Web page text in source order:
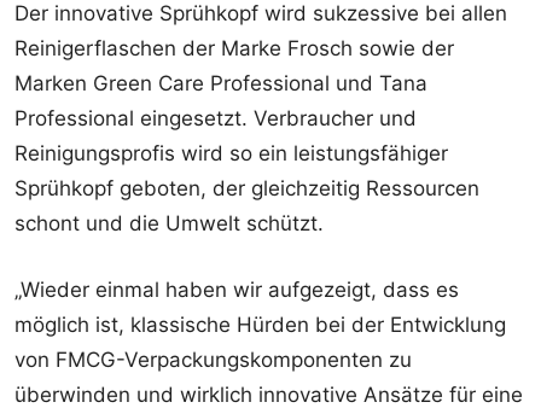
Der innovative Sprühkopf wird sukzessive bei allen
Reinigerflaschen der Marke Frosch sowie der
Marken Green Care Professional und Tana
Professional eingesetzt. Verbraucher und
Reinigungsprofis wird so ein leistungsfähiger
Sprühkopf geboten, der gleichzeitig Ressourcen
schont und die Umwelt schützt.
„Wieder einmal haben wir aufgezeigt, dass es
möglich ist, klassische Hürden bei der Entwicklung
von FMCG-Verpackungskomponenten zu
überwinden und wirklich innovative Ansätze für eine